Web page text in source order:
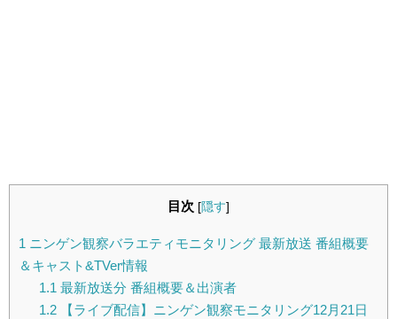
目次 [隠す]
1 ニンゲン観察バラエティモニタリング 最新放送 番組概要
＆キャスト&TVer情報
1.1 最新放送分 番組概要＆出演者
1.2【ライブ配信】ニンゲン観察モニタリング12月21日